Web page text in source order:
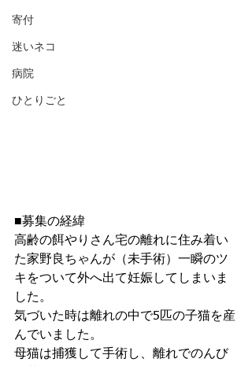
寄付
迷いネコ
病院
ひとりごと
■募集の経緯
高齢の餌やりさん宅の離れに住み着い
た家野良ちゃんが（未手術）一瞬のツ
キをついて外へ出て妊娠してしまいま
した。
気づいた時は離れの中で5匹の子猫を産
んでいました。
母猫は捕獲して手術し、離れでのんび